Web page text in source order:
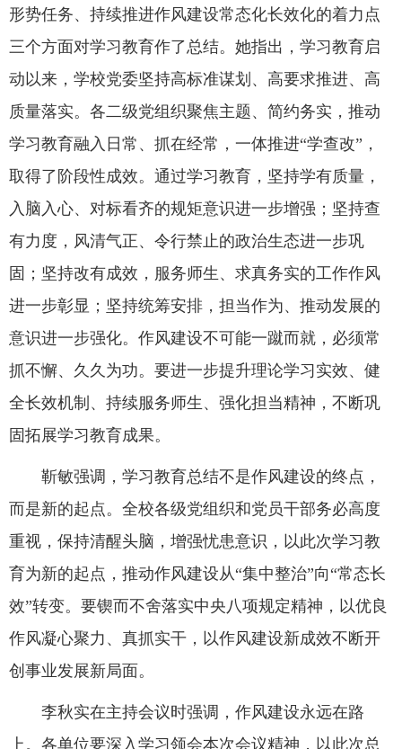
办事大厅
信息门户
图书馆
EN
形势任务、持续推进作风建设常态化长效化的着力点
三个方面对学习教育作了总结。她指出，学习教育启
动以来，学校党委坚持高标准谋划、高要求推进、高
质量落实。各二级党组织聚焦主题、简约务实，推动
学习教育融入日常、抓在经常，一体推进“学查改”，
取得了阶段性成效。通过学习教育，坚持学有质量，
入脑入心、对标看齐的规矩意识进一步增强；坚持查
有力度，风清气正、令行禁止的政治生态进一步巩
固；坚持改有成效，服务师生、求真务实的工作作风
进一步彰显；坚持统筹安排，担当作为、推动发展的
意识进一步强化。作风建设不可能一蹴而就，必须常
抓不懈、久久为功。要进一步提升理论学习实效、健
全长效机制、持续服务师生、强化担当精神，不断巩
固拓展学习教育成果。
靳敏强调，学习教育总结不是作风建设的终点，
而是新的起点。全校各级党组织和党员干部务必高度
重视，保持清醒头脑，增强忧患意识，以此次学习教
育为新的起点，推动作风建设从“集中整治”向“常态长
效”转变。要锲而不舍落实中央八项规定精神，以优良
作风凝心聚力、真抓实干，以作风建设新成效不断开
创事业发展新局面。
李秋实在主持会议时强调，作风建设永远在路
上。各单位要深入学习领会本次会议精神，以此次总